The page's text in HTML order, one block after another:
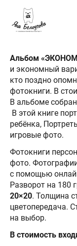
Альбом
и экономный
кто поздно
фотокниги. В
В альбоме
В этой книге
ребёнка,
игровые фото.
Фотокниги
фото.
с помощью
Разворот на 180
20×20. Толщина
цветопередача.
на выбор.
В стоимость